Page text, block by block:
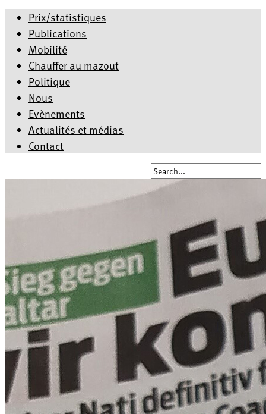
Prix/statistiques
Publications
Mobilité
Chauffer au mazout
Politique
Nous
Evènements
Actualités et médias
Contact